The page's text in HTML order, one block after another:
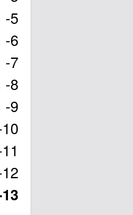
5- مهندس معماري.
6- مهندس كهرباء.
7- ممرضة مكافحة العدوى.
8- مسؤول خدمات المرضى.
9- مساعد طبيب أسنان.
10- مراقب العمل.
11- موزع البريد (ثانوية فأعلى).
12- فني مختبر.
13- وظائف طبية (عدة تخصصات).